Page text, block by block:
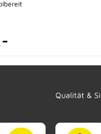
-
Qualität &